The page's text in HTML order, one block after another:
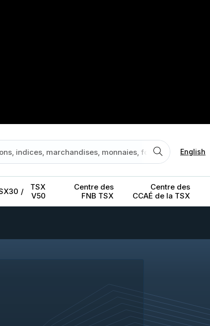
English
/
TSX
V50
Centre des
FNB TSX
Centre des
CCAÉ de la TSX